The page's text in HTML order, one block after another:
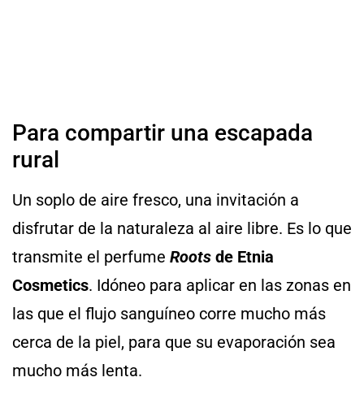
Para compartir una escapada
rural
Un soplo de aire fresco, una invitación a
disfrutar de la naturaleza al aire libre. Es lo que
transmite el perfume Roots de Etnia
Cosmetics. Idóneo para aplicar en las zonas en
las que el flujo sanguíneo corre mucho más
cerca de la piel, para que su evaporación sea
mucho más lenta.